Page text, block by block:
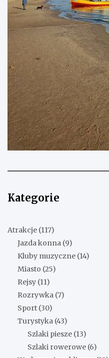
Kategorie
Atrakcje (117)
Jazda konna (9)
Kluby muzyczne (14)
Miasto (25)
Rejsy (11)
Rozrywka (7)
Sport (30)
Turystyka (43)
Szlaki piesze (13)
Szlaki rowerowe (6)